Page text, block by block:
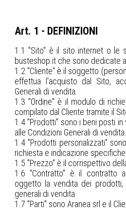
Art. 1 - DEFINIZIONI
1.1 "Sito" è il sito internet o le
busteshop.it che sono dedicate
1.2 "Cliente" è il soggetto
effettua l'acquisto dal Sito,
Generali di vendita.
1.3 "Ordine" è il modulo di
compilato dal Cliente tramite il
1.4 "Prodotti" sono i beni posti in
alle Condizioni Generali di vendita.
1.4 "Prodotti personalizzati"
richiesta e indicazione
1.5 "Prezzo" è il corrispettivo
1.6 "Contratto" è il contratto
oggetto la vendita dei prodotti,
generali di vendita.
1.7 "Parti" sono Aranea srl e il